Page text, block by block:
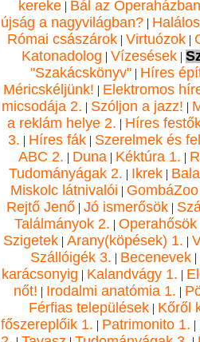
kereke | Bál az Operaházban
újság a nagyvilágban?|
Római császárok| Virtuózok|
Katonadolog | Vízesések |
"Szakácskönyv"| Híres
Méricskéljünk! | Elektromos
micsodája 2. | Szóljon a jazz! |
a reklám helye 2. | Híres
3. | Híres fák| Szerelmek és
ABC 2. | Duna | Kéktúra 1. |
Tudományágak 2. | Ikrek|
Miskolc látnivalói |
Rejtő Jenő | Jó ismerősök |
Találmányok 2. | Operahősök
Szigetek | Arany(köpések) 1. |
Szállóigék 3. | Becenevek|
karácsonyig | Kalandvágy 1. |
nőt! | Irodalmi anatómia 1. |
Férfias települések| Kőről
főszereplőik 1. | Patrimonito 1. |